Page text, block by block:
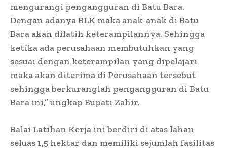
mengurangi pengangguran di Batu Bara.
Dengan adanya BLK maka anak-anak di Batu
Bara akan dilatih keterampilannya. Sehingga
ketika ada perusahaan membutuhkan yang
sesuai dengan keterampilan yang dipelajari
maka akan diterima di Perusahaan tersebut
sehingga berkuranglah pengangguran di Batu
Bara ini,” ungkap Bupati Zahir.
Balai Latihan Kerja ini berdiri di atas lahan
seluas 1,5 hektar dan memiliki sejumlah fasilitas